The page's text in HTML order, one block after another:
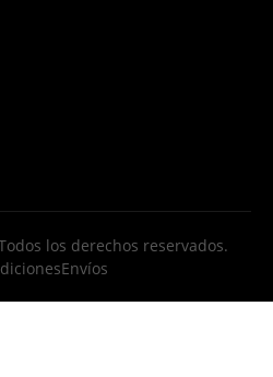
los derechos reservados.
Envíos